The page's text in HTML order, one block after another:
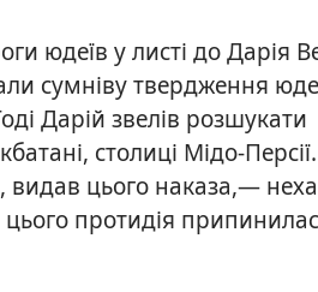
юдеїв у листі до Дарія
сумніву твердження
Дарій звелів розшукати
столиці Мідо-
видав цього наказа,—
протидія